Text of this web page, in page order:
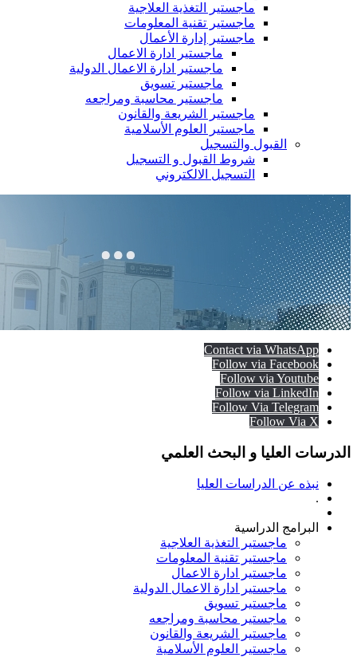
ماجستير التغذية العلاجية
ماجستير تقنية المعلومات
ماجستير إدارة الأعمال
ماجستير ادارة الاعمال
ماجستير ادارة الاعمال الدولية
ماجستير تسويق
ماجستير محاسبة ومراجعه
ماجستير الشريعة والقانون
ماجستير العلوم الأسلامية
القبول والتسجيل
شروط القبول و التسجيل
التسجيل الالكتروني
Contact via WhatsApp
Follow via Facebook
Follow via Youtube
Follow via LinkedIn
Follow Via Telegram
Follow Via X
الدرسات العليا و البحث العلمي
نبذه عن الدراسات العليا
.
البرامج الدراسية
ماجستير التغذية العلاجية
ماجستير تقنية المعلومات
ماجستير ادارة الاعمال
ماجستير ادارة الاعمال الدولية
ماجستير تسويق
ماجستير محاسبة ومراجعه
ماجستير الشريعة والقانون
ماجستير العلوم الأسلامية